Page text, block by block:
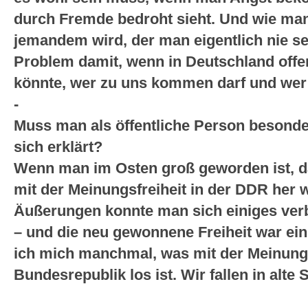
durch Fremde bedroht sieht. Und wie
jemandem wird, der man eigentlich nie
Problem damit, wenn in Deutschland
könnte, wer zu uns kommen darf und
-
Muss man als öffentliche Person
sich erklärt?
Wenn man im Osten groß geworden ist,
mit der Meinungsfreiheit in der DDR her
Äußerungen konnte man sich einiges
– und die neu gewonnene Freiheit war
ich mich manchmal, was mit der
Bundesrepublik los ist. Wir fallen in alte